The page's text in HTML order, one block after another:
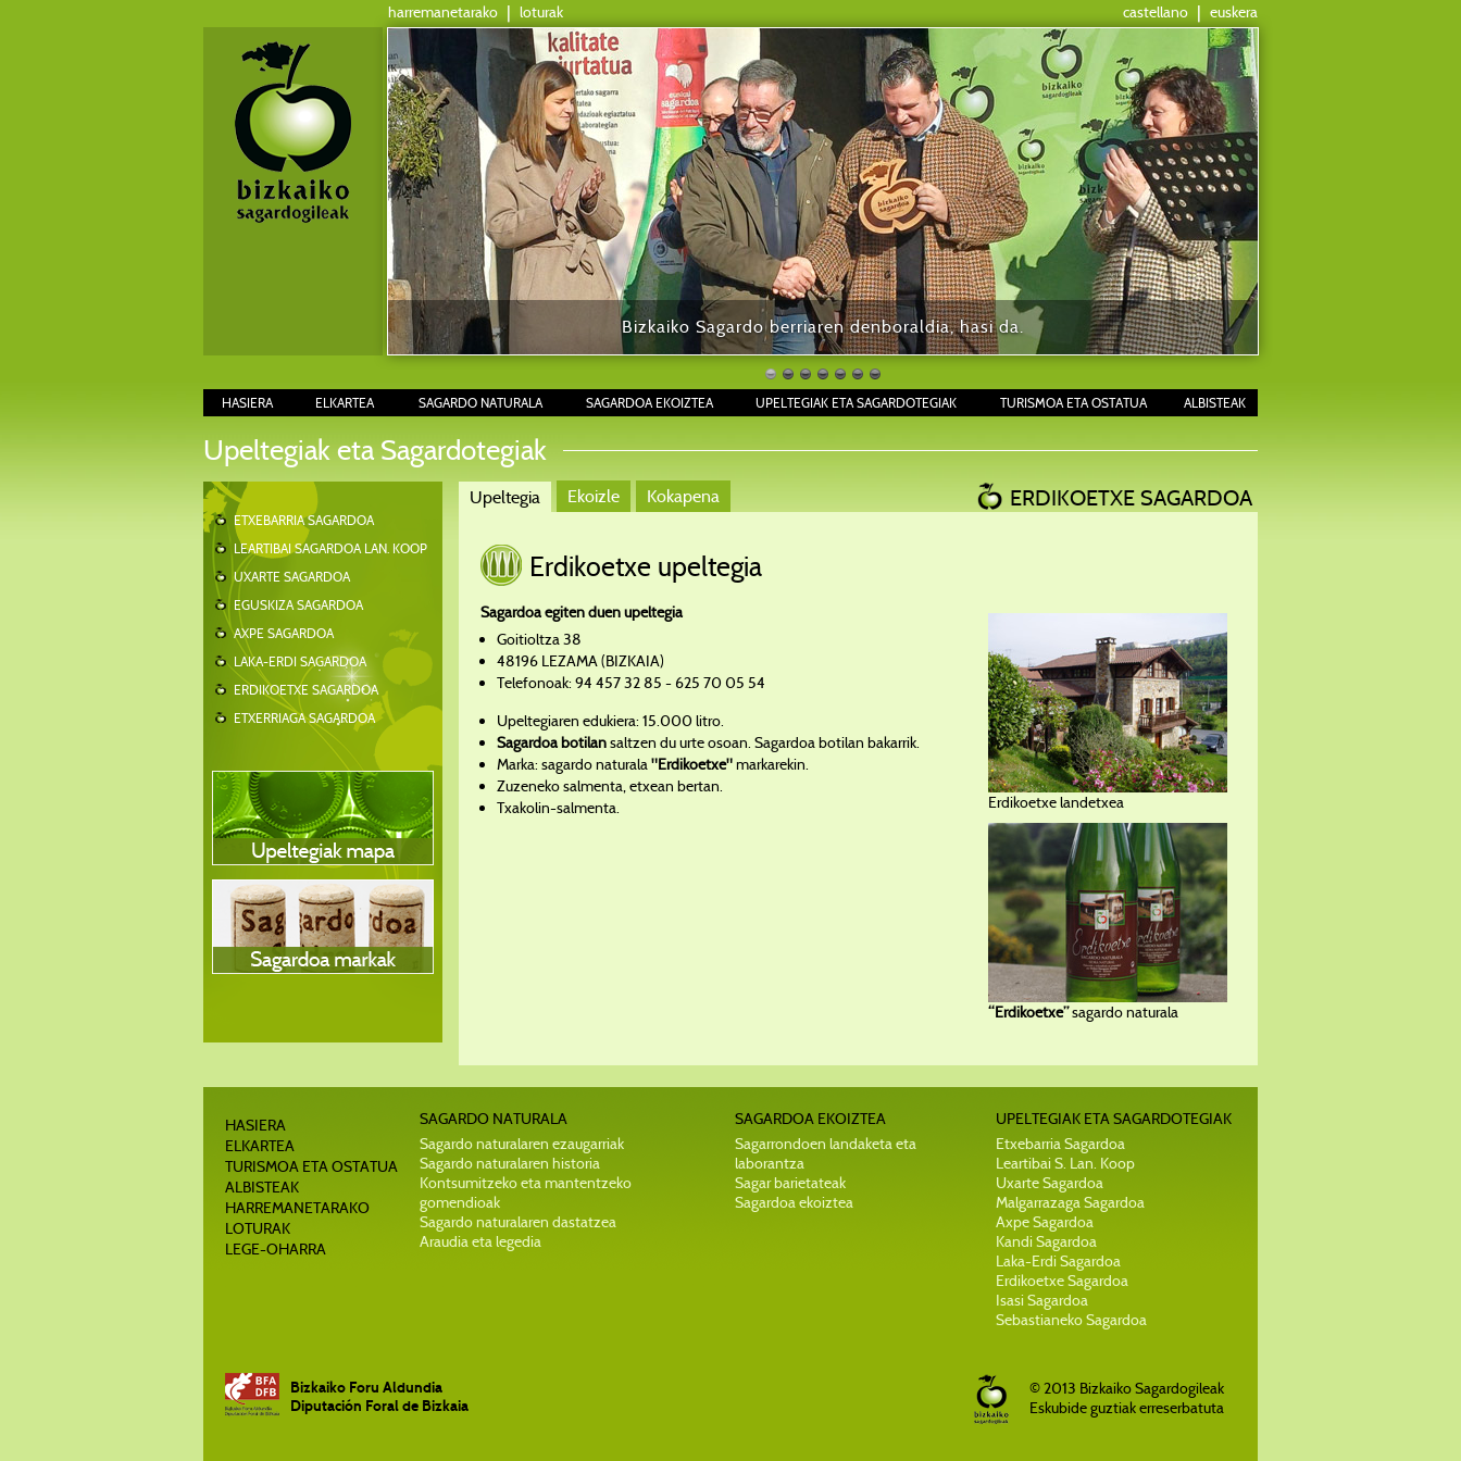
harremanetarako | loturak castellano | euskera
Bizkaiko Sagardo berriaren denboraldia, hasi da.
HASIERA ELKARTEA SAGARDO NATURALA SAGARDOA EKOIZTEA UPELTEGIAK ETA SAGARDOTEGIAK TURISMOA ETA OSTATUA ALBISTEAK
Upeltegiak eta Sagardotegiak
ETXEBARRIA SAGARDOA
LEARTIBAI SAGARDOA LAN. KOOP
UXARTE SAGARDOA
EGUSKIZA SAGARDOA
AXPE SAGARDOA
LAKA-ERDI SAGARDOA
ERDIKOETXE SAGARDOA
ETXERRIAGA SAGARDOA
Upeltegia Ekoizle Kokapena ERDIKOETXE SAGARDOA
Erdikoetxe upeltegia
Sagardoa egiten duen upeltegia
Goitioltza 38
48196 LEZAMA (BIZKAIA)
Telefonoak: 94 457 32 85 - 625 70 05 54
Upeltegiaren edukiera: 15.000 litro.
Sagardoa botilansaltzen du urte osoan. Sagardoa botilan bakarrik.
Marka: sagardo naturala"Erdikoetxe"markarekin.
Zuzeneko salmenta, etxean bertan.
Txakolin-salmenta.
Erdikoetxe landetxea
“Erdikoetxe”sagardo naturala
HASIERA
ELKARTEA
TURISMOA ETA OSTATUA
ALBISTEAK
HARREMANETARAKO
LOTURAK
LEGE-OHARRA
SAGARDO NATURALA
Sagardo naturalaren ezaugarriak
Sagardo naturalaren historia
Kontsumitzeko eta mantentzeko
gomendioak
Sagardo naturalaren dastatzea
Araudia eta legedia
SAGARDOA EKOIZTEA
Sagarrondoen landaketa eta
laborantza
Sagar barietateak
Sagardoa ekoiztea
UPELTEGIAK ETA SAGARDOTEGIAK
Etxebarria Sagardoa
Leartibai S. Lan. Koop
Uxarte Sagardoa
Malgarrazaga Sagardoa
Axpe Sagardoa
Kandi Sagardoa
Laka-Erdi Sagardoa
Erdikoetxe Sagardoa
Isasi Sagardoa
Sebastianeko Sagardoa
Bizkaiko Foru Aldundia
Diputación Foral de Bizkaia
© 2013 Bizkaiko Sagardogileak
Eskubide guztiak erreserbatuta